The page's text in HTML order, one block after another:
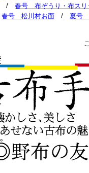
/ 春号 布ぞうり・布スリ
春号 松川村お面 / 夏号